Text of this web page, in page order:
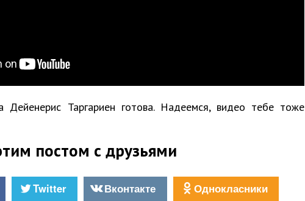
Дейенерис Таргариен готова. Надеемся, видео тебе тоже
постом с друзьями
Twitter Вконтакте Однокласники